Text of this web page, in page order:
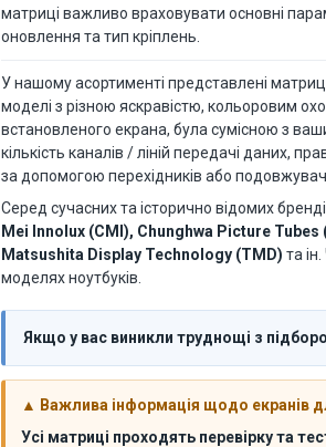
матриці важливо враховувати основні
оновлення та тип кріплень.
У нашому асортименті представлені матриці
моделі з різною яскравістю, кольоровим
встановленого екрана, була сумісною з
кількість каналів / ліній передачі даних,
за допомогою перехідників або
Серед сучасних та історично відомих
Mei Innolux (CMI), Chunghwa Picture Tubes
Matsushita Display Technology (TMD) та
моделях ноутбуків.
Якщо у вас виникли труднощі з
▲ Важлива інформація щодо екранів
Усі матриці проходять перевірку та